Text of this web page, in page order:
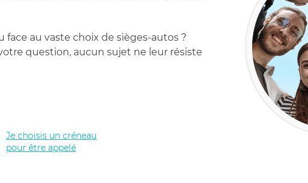
au vaste choix de sièges-autos ?
question, aucun sujet ne leur résiste
Je choisis un créneau
pour être appelé